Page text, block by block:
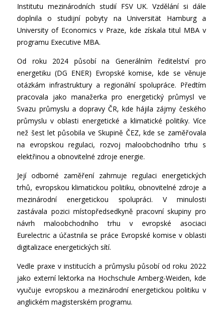
Institutu mezinárodních studií FSV UK. Vzdělání si dále
doplnila o studijní pobyty na Universität Hamburg a
University of Economics v Praze, kde získala titul MBA v
programu Executive MBA.
Od roku 2024 působí na Generálním ředitelství pro
energetiku (DG ENER) Evropské komise, kde se věnuje
otázkám infrastruktury a regionální spolupráce. Předtím
pracovala jako manažerka pro energetický průmysl ve
Svazu průmyslu a dopravy ČR, kde hájila zájmy českého
průmyslu v oblasti energetické a klimatické politiky. Více
než šest let působila ve Skupině ČEZ, kde se zaměřovala
na evropskou regulaci, rozvoj maloobchodního trhu s
elektřinou a obnovitelné zdroje energie.
Její odborné zaměření zahrnuje regulaci energetických
trhů, evropskou klimatickou politiku, obnovitelné zdroje a
mezinárodní energetickou spolupráci. V minulosti
zastávala pozici místopředsedkyně pracovní skupiny pro
návrh maloobchodního trhu v evropské asociaci
Eurelectric a účastnila se práce Evropské komise v oblasti
digitalizace energetických sítí.
Vedle praxe v institucích a průmyslu působí od roku 2022
jako externí lektorka na Hochschule Amberg-Weiden, kde
vyučuje evropskou a mezinárodní energetickou politiku v
anglickém magisterském programu.